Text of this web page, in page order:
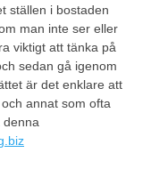
ställen i bostaden
man inte ser eller
viktigt att tänka på
sedan gå igenom
är det enklare att
annat som ofta
denna